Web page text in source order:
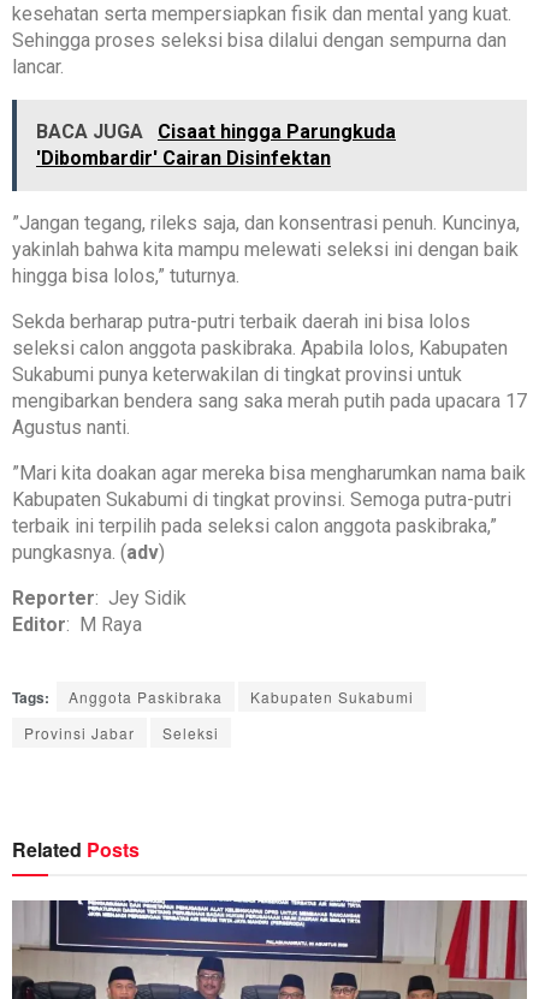
kesehatan serta mempersiapkan fisik dan mental yang kuat.
Sehingga proses seleksi bisa dilalui dengan sempurna dan
lancar.
BACA JUGA
Cisaat hingga Parungkuda
'Dibombardir' Cairan Disinfektan
‎”Jangan tegang, rileks saja, dan konsentrasi penuh. Kuncinya,
yakinlah bahwa kita mampu melewati seleksi ini dengan baik
hingga bisa lolos,” tuturnya.
‎Sekda berharap putra-putri terbaik daerah ini bisa lolos
seleksi calon anggota paskibraka. Apabila lolos, Kabupaten
Sukabumi punya keterwakilan di tingkat provinsi untuk
mengibarkan bendera sang saka merah putih pada upacara 17
Agustus nanti.
‎”Mari kita doakan agar mereka bisa mengharumkan nama baik
Kabupaten Sukabumi di tingkat provinsi. Semoga putra-putri
terbaik ini terpilih pada seleksi calon anggota paskibraka,”
pungkasnya. (adv)
Reporter: Jey Sidik
Editor: M Raya
Tags: Anggota Paskibraka
Kabupaten Sukabumi
Provinsi Jabar
Seleksi
Related Posts